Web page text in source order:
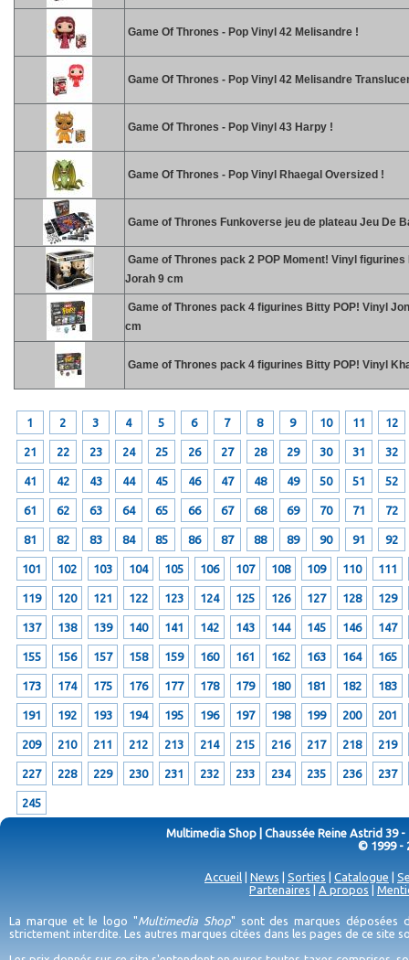
Game Of Thrones - Pop Vinyl 42 Melisandre !
Game Of Thrones - Pop Vinyl 42 Melisandre
Game Of Thrones - Pop Vinyl 43 Harpy !
Game Of Thrones - Pop Vinyl Rhaegal Oversized !
Game of Thrones Funkoverse jeu de plateau Jeu De
Game of Thrones pack 2 POP Moment! Vinyl
Jorah 9 cm
Game of Thrones pack 4 figurines Bitty POP! Vinyl
cm
Game of Thrones pack 4 figurines Bitty POP! Vinyl
1 2 3 4 5 6 7 8 9 10 11 12
21 22 23 24 25 26 27 28 29 30 31 32
41 42 43 44 45 46 47 48 49 50 51 52
61 62 63 64 65 66 67 68 69 70 71 72
81 82 83 84 85 86 87 88 89 90 91 92
101 102 103 104 105 106 107 108 109 110 111
119 120 121 122 123 124 125 126 127 128 129
137 138 139 140 141 142 143 144 145 146 147
155 156 157 158 159 160 161 162 163 164 165
173 174 175 176 177 178 179 180 181 182 183
191 192 193 194 195 196 197 198 199 200 201
209 210 211 212 213 214 215 216 217 218 219
227 228 229 230 231 232 233 234 235 236 237
245
Multimedia Shop | Chaussée Reine Astrid 39 -
© 1999 -
Accueil News Sorties Catalogue
Partenaires
A propos
La marque et le logo "Multimedia Shop" sont des marques déposées
strictement interdite. Les autres marques citées dans les pages de ce site